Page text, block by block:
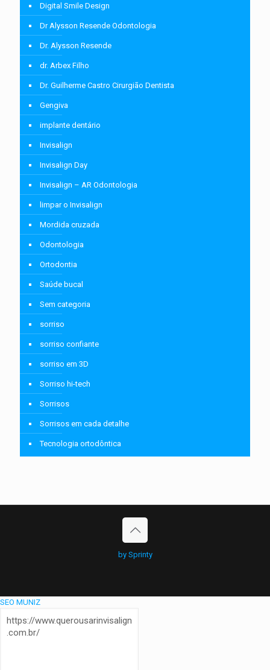
Digital Smile Design
Dr Alysson Resende Odontologia
Dr. Alysson Resende
dr. Arbex Filho
Dr. Guilherme Castro Cirurgião Dentista
Gengiva
implante dentário
Invisalign
Invisalign Day
Invisalign – AR Odontologia
limpar o Invisalign
Mordida cruzada
Odontologia
Ortodontia
Saúde bucal
Sem categoria
sorriso
sorriso confiante
sorriso em 3D
Sorriso hi-tech
Sorrisos
Sorrisos em cada detalhe
Tecnologia ortodôntica
by Sprinty
SEO MUNIZ